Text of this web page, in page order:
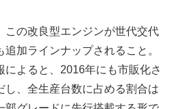
この改良型エンジンが世代交代
加ラインナップされること。
によると、2016年にも市販化さ
し、全生産台数に占める割合は